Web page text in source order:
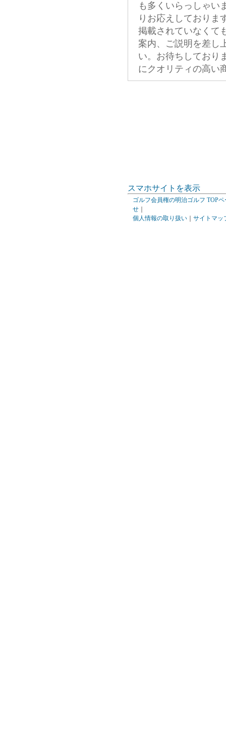
も多くいらっしゃい
りお応えしておりま
掲載されていなくて
案内、ご説明を差し
い。お待ちしており
にクオリティの高い
スマホサイトを表示
ゴルフ会員権の明治ゴルフ TOPペ
せ
個人情報の取り扱い
サイトマッ